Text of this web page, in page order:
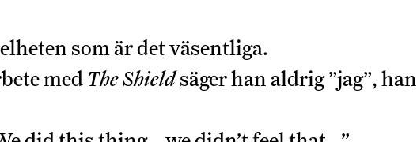
som är det väsentliga.
med The Shieldsäger han aldrig ”jag”, han